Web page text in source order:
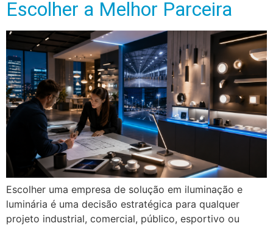
Escolher a Melhor Parceira
Escolher uma empresa de solução em iluminação e
luminária é uma decisão estratégica para qualquer
projeto industrial, comercial, público, esportivo ou